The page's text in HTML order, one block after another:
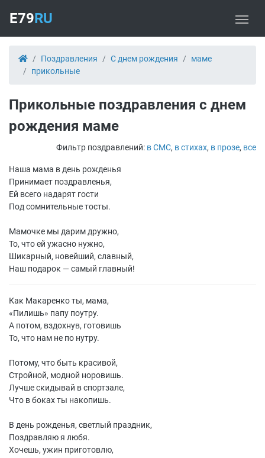
E79RU
Поздравления С днем рождения
маме
прикольные
Прикольные поздравления с днем
рождения маме
Фильтр поздравлений: в СМС, в стихах, в прозе, все
Наша мама в день рожденья
Принимает поздравленья,
Ей всего надарят гости
Под сомнительные тосты.
Мамочке мы дарим дружно,
То, что ей ужасно нужно,
Шикарный, новейший, славный,
Наш подарок — самый главный!
Как Макаренко ты, мама,
«Пилишь» папу поутру.
А потом, вздохнув, готовишь
То, что нам не по нутру.
Потому, что быть красивой,
Стройной, модной норовишь.
Лучше скидывай в спортзале,
Что в боках ты накопишь.
В день рожденья, светлый праздник,
Поздравляю я любя.
Хочешь, ужин приготовлю,